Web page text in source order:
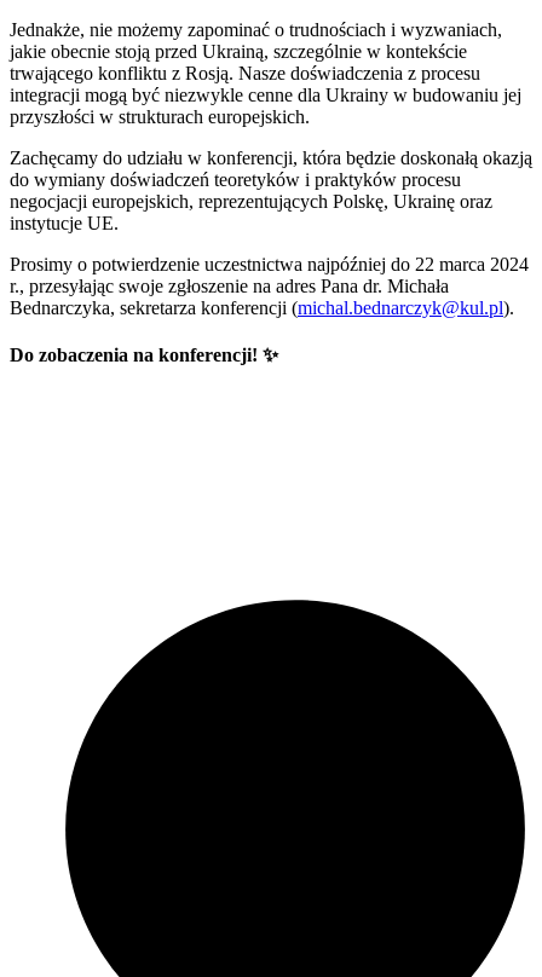
Jednakże, nie możemy zapominać o trudnościach i wyzwaniach,
jakie obecnie stoją przed Ukrainą, szczególnie w kontekście
trwającego konfliktu z Rosją. Nasze doświadczenia z procesu
integracji mogą być niezwykle cenne dla Ukrainy w budowaniu jej
przyszłości w strukturach europejskich.
Zachęcamy do udziału w konferencji, która będzie doskonałą okazją
do wymiany doświadczeń teoretyków i praktyków procesu
negocjacji europejskich, reprezentujących Polskę, Ukrainę oraz
instytucje UE.
Prosimy o potwierdzenie uczestnictwa najpóźniej do 22 marca 2024
r., przesyłając swoje zgłoszenie na adres Pana dr. Michała
Bednarczyka, sekretarza konferencji (michal.bednarczyk@kul.pl).
Do zobaczenia na konferencji! ✨